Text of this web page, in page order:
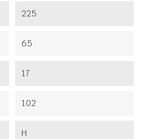
225
65
17
102
H